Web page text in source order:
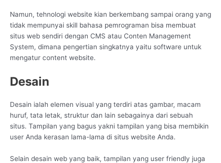
Namun, tehnologi website kian berkembang sampai orang yang
tidak mempunyai skill bahasa pemrograman bisa membuat
situs web sendiri dengan CMS atau Conten Management
System, dimana pengertian singkatnya yaitu software untuk
mengatur content website.
Desain
Desain ialah elemen visual yang terdiri atas gambar, macam
huruf, tata letak, struktur dan lain sebagainya dari sebuah
situs. Tampilan yang bagus yakni tampilan yang bisa membikin
user Anda kerasan lama-lama di situs website Anda.
Selain desain web yang baik, tampilan yang user friendly juga